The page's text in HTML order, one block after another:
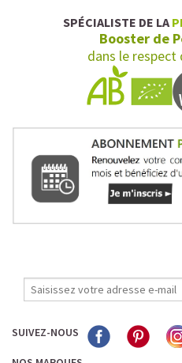
SPÉCIALISTE DE LA
Booster de
dans le
SUIVEZ-NOUS